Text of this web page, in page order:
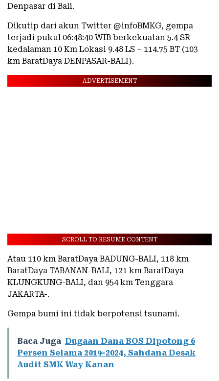
Denpasar di Bali.
Dikutip dari akun Twitter @infoBMKG, gempa
terjadi pukul 06:48:40 WIB berkekuatan 5.4 SR
kedalaman 10 Km Lokasi 9.48 LS – 114.75 BT (103
km BaratDaya DENPASAR-BALI).
ADVERTISEMENT
SCROLL TO RESUME CONTENT
Atau 110 km BaratDaya BADUNG-BALI, 118 km
BaratDaya TABANAN-BALI, 121 km BaratDaya
KLUNGKUNG-BALI, dan 954 km Tenggara
JAKARTA-.
Gempa bumi ini tidak berpotensi tsunami.
Baca Juga Dugaan Dana BOS Dipotong 6
Persen Selama 2019-2024, Sahdana Desak
Audit SMK Way Kanan